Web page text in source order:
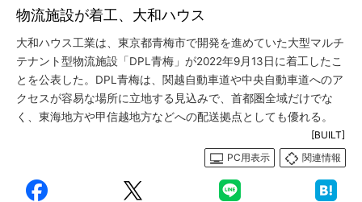
物流施設が着工、大和ハウス
大和ハウス工業は、東京都青梅市で開発を進めていた大型マルチ
テナント型物流施設「DPL青梅」が2022年9月13日に着工したこ
とを公表した。DPL青梅は、関越自動車道や中央自動車道へのア
クセスが容易な場所に立地する見込みで、首都圏全域だけでな
く、東海地方や甲信越地方などへの配送拠点としても優れる。
[BUILT]
PC用表示
関連情報